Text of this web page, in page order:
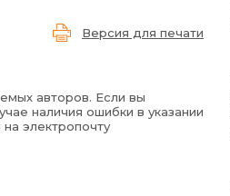
Версия для печати
авторов. Если вы
наличия ошибки в указании
электропочту